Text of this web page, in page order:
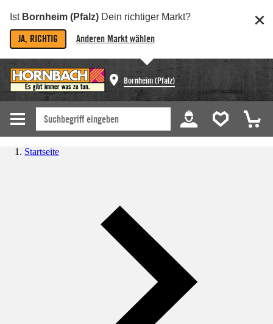
Ist Bornheim (Pfalz) Dein richtiger Markt?
JA, RICHTIG Anderen Markt wählen
Bornheim (Pfalz)
Startseite